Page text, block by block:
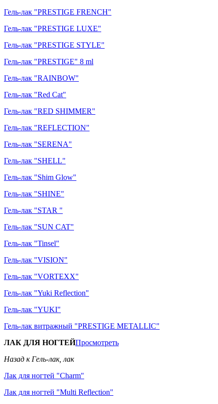
Гель-лак "PRESTIGE FRENCH"
Гель-лак "PRESTIGE LUXE"
Гель-лак "PRESTIGE STYLE"
Гель-лак "PRESTIGE" 8 ml
Гель-лак "RAINBOW"
Гель-лак "Red Cat"
Гель-лак "RED SHIMMER"
Гель-лак "REFLECTION"
Гель-лак "SERENA"
Гель-лак "SHELL"
Гель-лак "Shim Glow"
Гель-лак "SHINE"
Гель-лак "STAR "
Гель-лак "SUN CAT"
Гель-лак "Tinsel"
Гель-лак "VISION"
Гель-лак "VORTEXX"
Гель-лак "Yuki Reflection"
Гель-лак "YUKI"
Гель-лак витражный "PRESTIGE METALLIC"
ЛАК ДЛЯ НОГТЕЙПросмотреть
Назад к Гель-лак, лак
Лак для ногтей "Charm"
Лак для ногтей "Multi Reflection"